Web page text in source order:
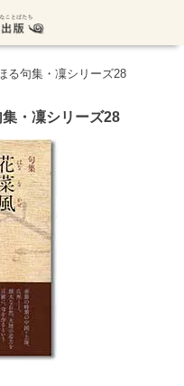
る句集・凜シリーズ28
集・凜シリーズ28